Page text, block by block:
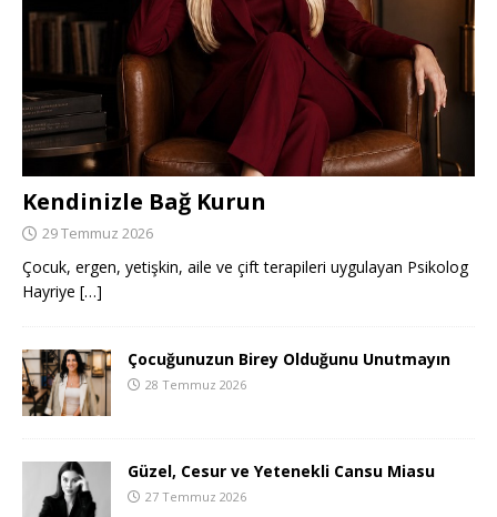
Kendinizle Bağ Kurun
29 Temmuz 2026
Çocuk, ergen, yetişkin, aile ve çift terapileri uygulayan Psikolog
Hayriye […]
Çocuğunuzun Birey Olduğunu Unutmayın
28 Temmuz 2026
Güzel, Cesur ve Yetenekli Cansu Miasu
27 Temmuz 2026